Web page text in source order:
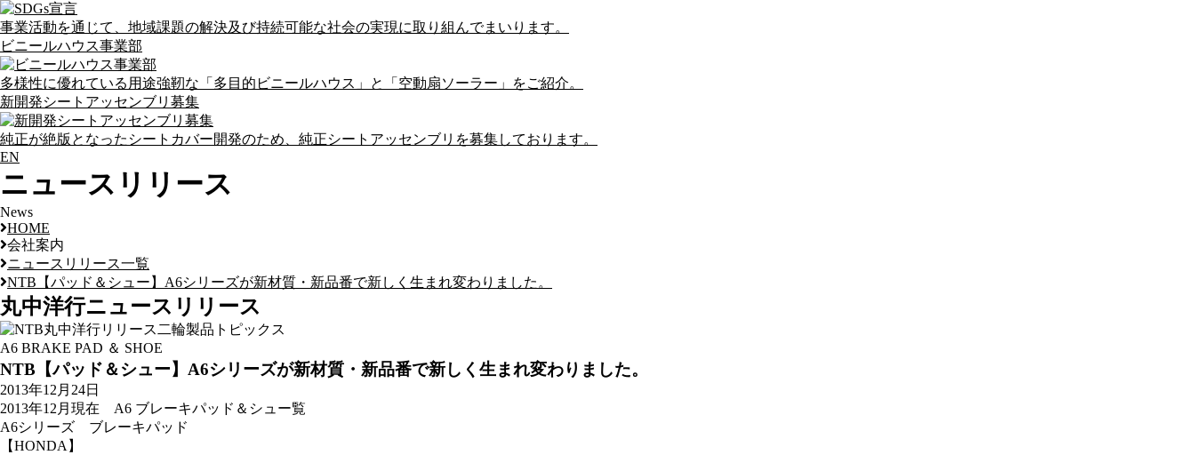
事業活動を通じて、地域課題の解決及び持続可能な社会の実現に取り組んでまいります。
ビニールハウス事業部
多様性に優れている用途強靭な「多目的ビニールハウス」と「空動扇ソーラー」をご紹介。
新開発シートアッセンブリ募集
純正が絶版となったシートカバー開発のため、純正シートアッセンブリを募集しております。
EN
ニュースリリース
News
HOME
会社案内
ニュースリリース一覧
NTB【パッド＆シュー】A6シリーズが新材質・新品番で新しく生まれ変わりました。
丸中洋行ニュースリリース
A6 BRAKE PAD ＆ SHOE
NTB【パッド＆シュー】A6シリーズが新材質・新品番で新しく生まれ変わりました。
2013年12月24日
2013年12月現在 A6 ブレーキパッド＆シュー覧
A6シリーズ ブレーキパッド
【HONDA】